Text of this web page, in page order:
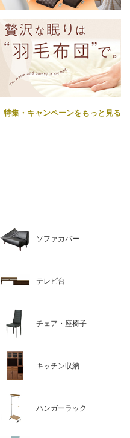
特集・キャンペーンをもっと見る
ソファカバー
テレビ台
チェア・座椅子
キッチン収納
ハンガーラック